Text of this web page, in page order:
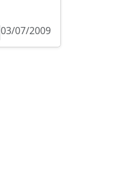
03/07/2009